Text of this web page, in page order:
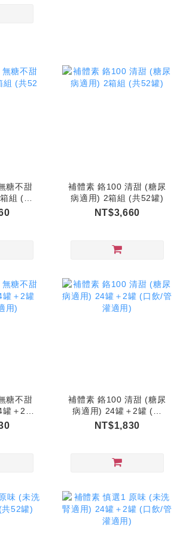
糖不甜
組 (共
補體素 鉻100 清甜 (糖尿
病適用) 2箱組 (共52罐)
NT$3,660
糖不甜
＋2罐
用)
補體素 鉻100 清甜 (糖尿
病適用) 24罐＋2罐 (口
飲/管灌適用)
NT$1,830